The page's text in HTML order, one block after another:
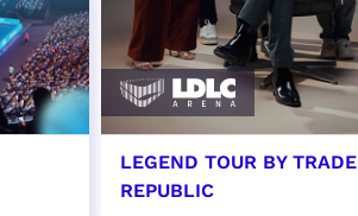
LEGEND TOUR BY TRADE
REPUBLIC